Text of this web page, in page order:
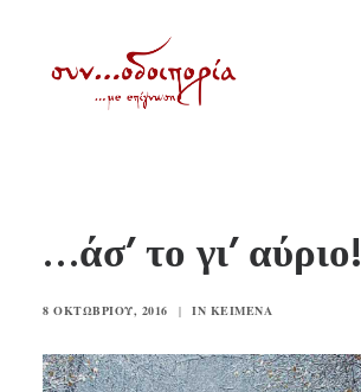
ΘΕΜΑΤΟΛΟΓΙΑ
ΕΥΑΓΓΕΛΙΣΤΡΙΑ ΠΕΙΡΑΙΏΣ
…άσ’ το γι’ αύριο!
8 ΟΚΤΩΒΡΊΟΥ, 2016 | IN ΚΕΊΜΕΝΑ